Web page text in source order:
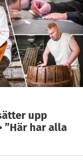
upp
”Här har alla